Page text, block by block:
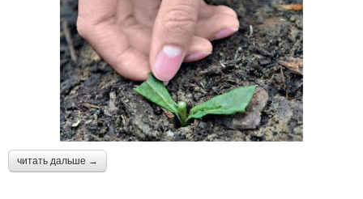
читать дальше →